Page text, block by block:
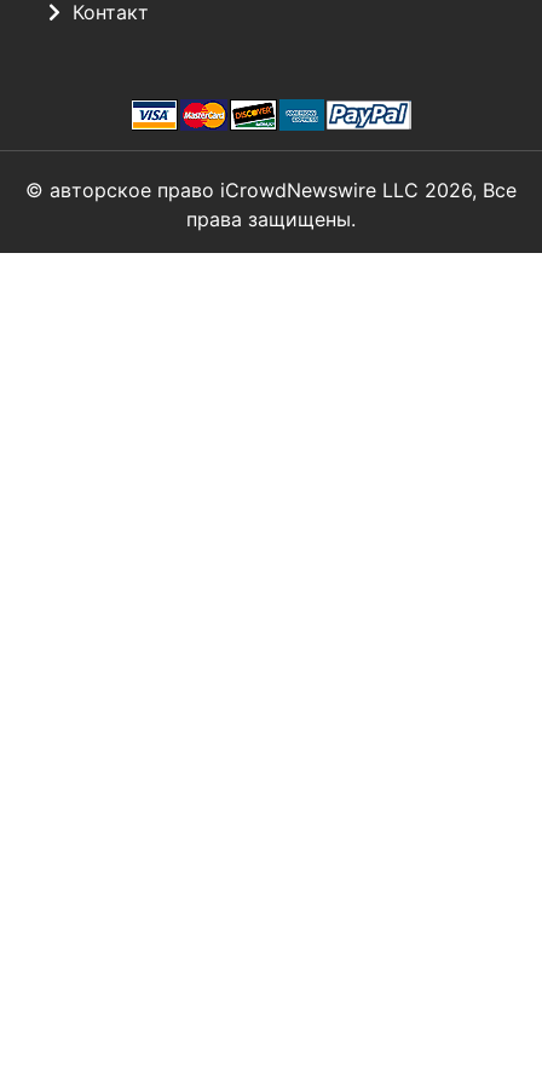
Контакт
© авторское право iCrowdNewswire LLC 2026, Все
права защищены.